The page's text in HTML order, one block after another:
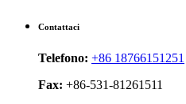
Contattaci
Telefono: +86 18766151251
Fax: +86-531-81261511